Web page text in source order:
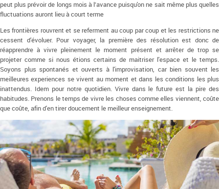
peut plus prévoir de longs mois à l’avance puisqu'on ne sait même plus quelles
fluctuations auront lieu à court terme
Les frontières rouvrent et se referment au coup par coup et les restrictions ne
cessent d'évoluer. Pour voyager, la première des résolution est donc de
réapprendre à vivre pleinement le moment présent et arrêter de trop se
projeter comme si nous étions certains de maitriser l'espace et le temps.
Soyons plus spontanés et ouverts à l'improvisation, car bien souvent les
meilleures experiences se vivent au moment et dans les conditions les plus
inattendus. Idem pour notre quotidien. Vivre dans le future est la pire des
habitudes. Prenons le temps de vivre les choses comme elles viennent, coûte
que coûte, afin d'en tirer doucement le meilleur enseignement.